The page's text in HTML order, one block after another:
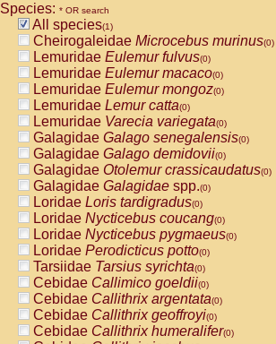
Species: * OR search
All species(1)
Cheirogaleidae Microcebus murinus(0)
Lemuridae Eulemur fulvus(0)
Lemuridae Eulemur macaco(0)
Lemuridae Eulemur mongoz(0)
Lemuridae Lemur catta(0)
Lemuridae Varecia variegata(0)
Galagidae Galago senegalensis(0)
Galagidae Galago demidovii(0)
Galagidae Otolemur crassicaudatus(0)
Galagidae Galagidae spp.(0)
Loridae Loris tardigradus(0)
Loridae Nycticebus coucang(0)
Loridae Nycticebus pygmaeus(0)
Loridae Perodicticus potto(0)
Tarsiidae Tarsius syrichta(0)
Cebidae Callimico goeldii(0)
Cebidae Callithrix argentata(0)
Cebidae Callithrix geoffroyi(0)
Cebidae Callithrix humeralifer(0)